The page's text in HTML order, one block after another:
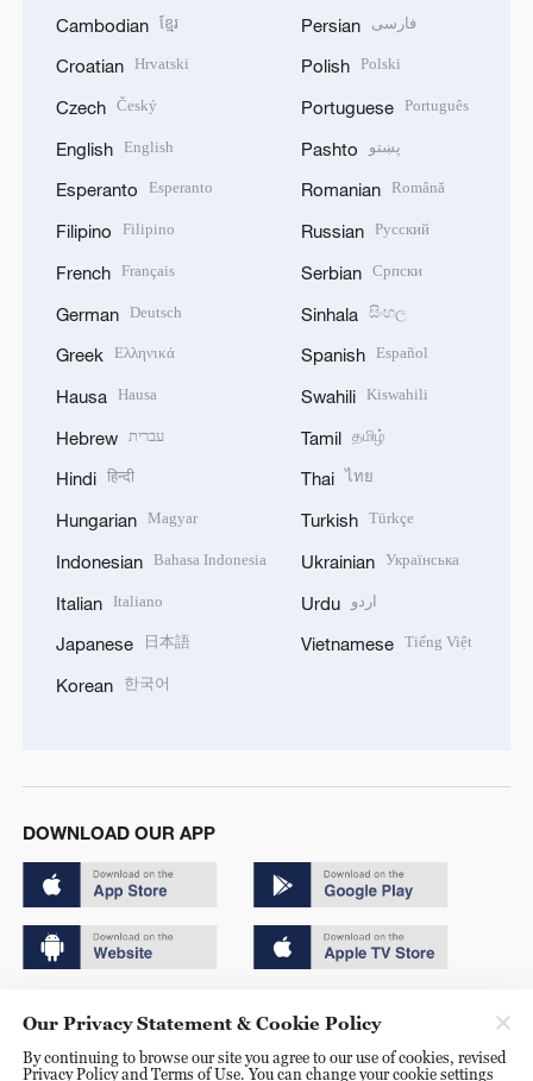
Cambodian ខ្មែរ
Croatian Hrvatski
Czech Český
English English
Esperanto Esperanto
Filipino Filipino
French Français
German Deutsch
Greek Ελληνικά
Hausa Hausa
Hebrew עברית
Hindi हिन्दी
Hungarian Magyar
Indonesian Bahasa Indonesia
Italian Italiano
Japanese 日本語
Korean 한국어
Persian فارسی
Polish Polski
Portuguese Português
Pashto پښتو
Romanian Română
Russian Русский
Serbian Српски
Sinhala සිංහල
Spanish Español
Swahili Kiswahili
Tamil தமிழ்
Thai ไทย
Turkish Türkçe
Ukrainian Українська
Urdu اردو
Vietnamese Tiếng Việt
DOWNLOAD OUR APP
京ICP备20000184号
Our Privacy Statement & Cookie Policy
By continuing to browse our site you agree to our use of cookies, revised
Privacy Policy and Terms of Use. You can change your cookie settings